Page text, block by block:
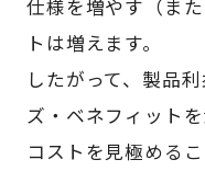
仕様を増やす（ま
トは増えます。
したがって、製品
ズ・ベネフィット
コストを見極める